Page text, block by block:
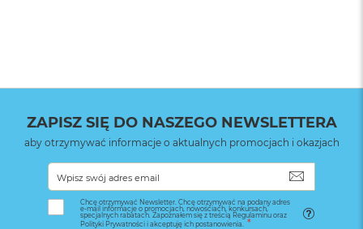
ZAPISZ SIĘ DO NASZEGO NEWSLETTERA
aby otrzymywać informacje o aktualnych promocjach i okazjach
Chcę otrzymywać Newsletter. Chcę otrzymywać na podany adres
e-mail informacje o promocjach, nowościach, konkursach,
specjalnych rabatach. Zapoznałem się z treścią Regulaminu oraz
Polityki Prywatności i akceptuję ich postanowienia.